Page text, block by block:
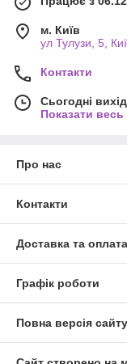
м. Київ
ул Тулузи, 5,
Контакти
Сьогодні
Показати
Про нас
Контакти
Доставка та оплата
Графік роботи
Повна версія сайту